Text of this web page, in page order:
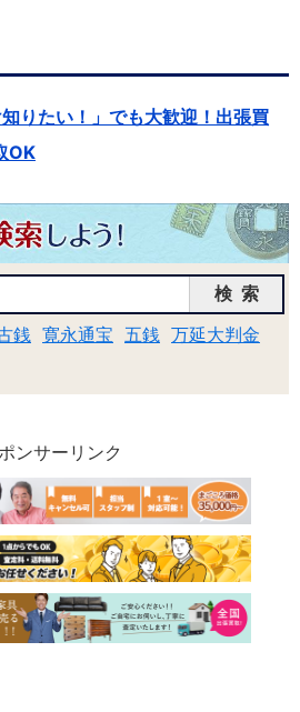
知りたい！」でも大歓迎！出張買
OK
検索
銭 寛永通宝 五銭 万延大判金
ンサーリンク